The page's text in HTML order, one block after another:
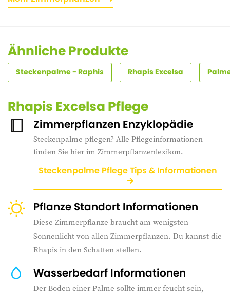
Ähnliche Produkte
Steckenpalme - Raphis Rhapis Excelsa
Rhapis Excelsa Pflege
Zimmerpflanzen Enzyklopädie
Steckenpalme pflegen? Alle Pflegeinformationen
finden Sie hier im Zimmerpflanzenlexikon.
Steckenpalme Pflege Tips & Informationen
Pflanze Standort Informationen
Diese Zimmerpflanze braucht am wenigsten
Sonnenlicht von allen Zimmerpflanzen. Du kannst die
Rhapis in den Schatten stellen.
Wasserbedarf Informationen
Der Boden einer Palme sollte immer feucht sein,